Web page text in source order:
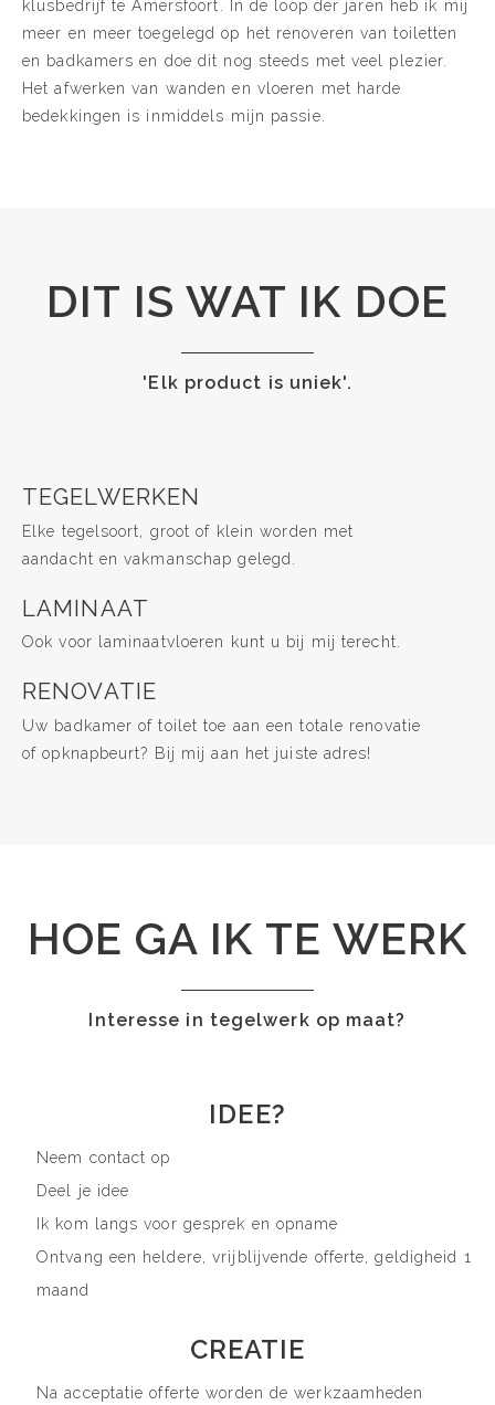
klusbedrijf te Amersfoort. In de loop der jaren heb ik mij
meer en meer toegelegd op het renoveren van toiletten
en badkamers en doe dit nog steeds met veel plezier.
Het afwerken van wanden en vloeren met harde
bedekkingen is inmiddels mijn passie.
DIT IS WAT IK DOE
'Elk product is uniek'.
TEGELWERKEN
Elke tegelsoort, groot of klein worden met
aandacht en vakmanschap gelegd.
LAMINAAT
Ook voor laminaatvloeren kunt u bij mij terecht.
RENOVATIE
Uw badkamer of toilet toe aan een totale renovatie
of opknapbeurt? Bij mij aan het juiste adres!
HOE GA IK TE WERK
Interesse in tegelwerk op maat?
IDEE?
Neem contact op
Deel je idee
Ik kom langs voor gesprek en opname
Ontvang een heldere, vrijblijvende offerte, geldigheid 1
maand
CREATIE
Na acceptatie offerte worden de werkzaamheden